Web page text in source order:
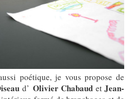
poétique, je vous propose de
d’ Olivier Chabaud etJean-